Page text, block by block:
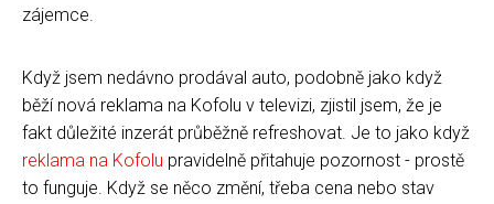
zájemce.
Když jsem nedávno prodával auto, podobně jako když
běží nová reklama na Kofolu v televizi, zjistil jsem, že je
fakt důležité inzerát průběžně refreshovat. Je to jako když
reklama na Kofolu pravidelně přitahuje pozornost - prostě
to funguje. Když se něco změní, třeba cena nebo stav